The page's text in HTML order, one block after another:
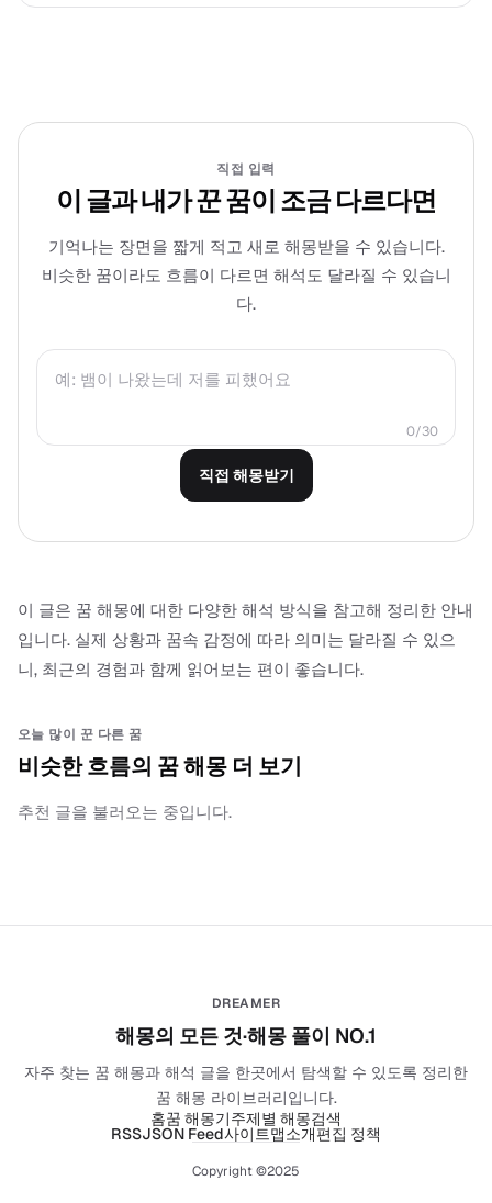
직접 입력
이 글과 내가 꾼 꿈이 조금 다르다면
기억나는 장면을 짧게 적고 새로 해몽받을 수 있습니다.
비슷한 꿈이라도 흐름이 다르면 해석도 달라질 수 있습니
다.
0/30
직접 해몽받기
이 글은 꿈 해몽에 대한 다양한 해석 방식을 참고해 정리한 안내
입니다. 실제 상황과 꿈속 감정에 따라 의미는 달라질 수 있으
니, 최근의 경험과 함께 읽어보는 편이 좋습니다.
오늘 많이 꾼 다른 꿈
비슷한 흐름의 꿈 해몽 더 보기
추천 글을 불러오는 중입니다.
DREAMER
해몽의 모든 것·해몽 풀이 NO.1
자주 찾는 꿈 해몽과 해석 글을 한곳에서 탐색할 수 있도록 정리한
꿈 해몽 라이브러리입니다.
홈꿈 해몽기주제별 해몽검색
RSSJSON Feed사이트맵소개편집 정책
Copyright ©2025